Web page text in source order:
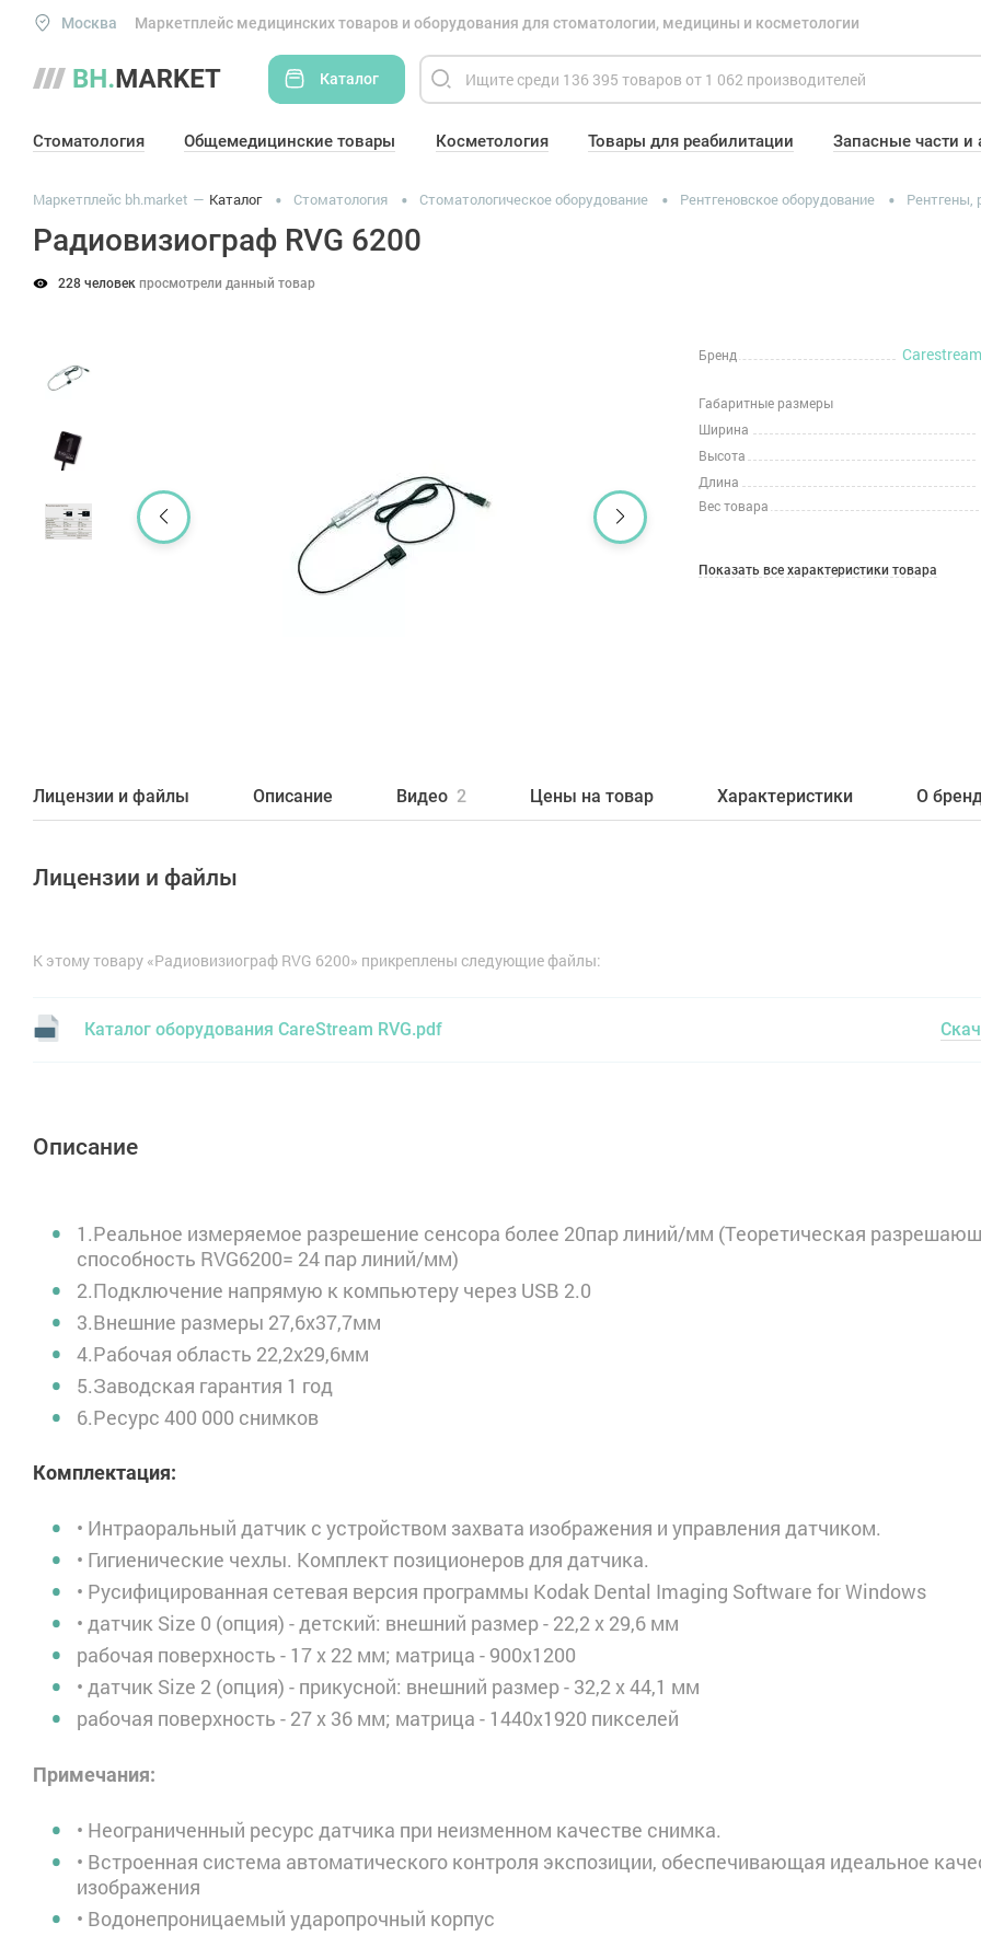
Москва Маркетплейс медицинских товаров и оборудования для стоматологии, медицины и косметологии
Каталог
Стоматология Общемедицинские товары Косметология Товары для реабилитации Запасные части и
Маркетплейс bh.market Каталог Стоматология Стоматологическое оборудование Рентгеновское оборудование Рентгены,
Радиовизиограф RVG 6200
228 человек просмотрели данный товар
Бренд
Габаритные размеры
Ширина
Высота
Длина
Вес товара
Показать все характеристики товара
Лицензии и файлы Описание Видео 2 Цены на товар Характеристики О
Лицензии и файлы
К этому товару «Радиовизиограф RVG 6200» прикреплены следующие файлы:
Каталог оборудования CareStream RVG.pdf
Описание
1.Реальное измеряемое разрешение сенсора более 20пар линий/мм (Теоретическая
способность RVG6200= 24 пар линий/мм)
2.Подключение напрямую к компьютеру через USB 2.0
3.Внешние размеры 27,6х37,7мм
4.Рабочая область 22,2х29,6мм
5.Заводская гарантия 1 год
6.Ресурс 400 000 снимков
Комплектация:
• Интраоральный датчик с устройством захвата изображения и управления датчиком.
• Гигиенические чехлы. Комплект позиционеров для датчика.
• Русифицированная сетевая версия программы Kodak Dental Imaging Software for Windows
• датчик Size 0 (опция) - детский: внешний размер - 22,2 х 29,6 мм
рабочая поверхность - 17 х 22 мм; матрица - 900х1200
• датчик Size 2 (опция) - прикусной: внешний размер - 32,2 х 44,1 мм
рабочая поверхность - 27 х 36 мм; матрица - 1440х1920 пикселей
Примечания:
• Неограниченный ресурс датчика при неизменном качестве снимка.
• Встроенная система автоматического контроля экспозиции, обеспечивающая идеальное
изображения
• Водонепроницаемый ударопрочный корпус